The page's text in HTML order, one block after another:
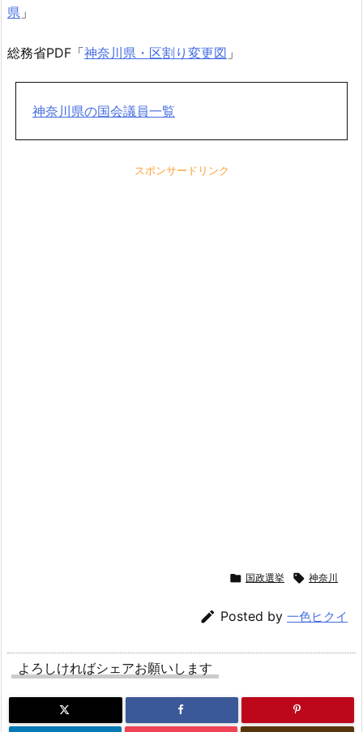
県 」
総務省PDF「神奈川県・区割り変更図 」
神奈川県の国会議員一覧
スポンサードリンク
 国政選挙  神奈川
 Posted by 一色ヒクイ
よろしければシェアお願いします